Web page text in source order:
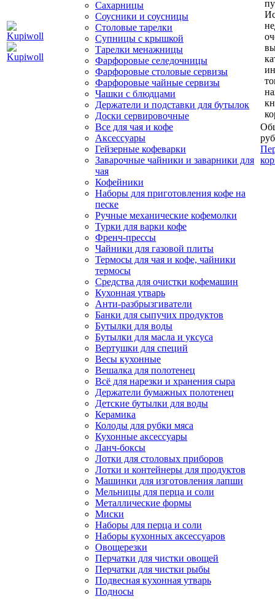
Сахарницы
Соусники и соусницы
Столовые тарелки
Супницы с крышкой
Тарелки менажницы
Фарфоровые селедочницы
Фарфоровые столовые сервизы
Фарфоровые чайные сервизы
Чашки с блюдцами
Держатели и подставки для бутылок
Доски сервировочные
Все для чая и кофе
Аксессуары
Гейзерные кофеварки
Заварочные чайники и заварники для
чая
Кофейники
Наборы для приготовления кофе на
песке
Ручные механические кофемолки
Турки для варки кофе
Френч-прессы
Чайники для газовой плиты
Термосы для чая и кофе, чайники
термосы
Средства для очистки кофемашин
Кухонная утварь
Анти-разбрызгиватели
Банки для сыпучих продуктов
Бутылки для воды
Бутылки для масла и уксуса
Вертушки для специй
Весы кухонные
Вешалка для полотенец
Всё для нарезки и хранения сыра
Держатели бумажных полотенец
Детские бутылки для воды
Керамика
Колоды для рубки мяса
Кухонные аксессуары
Ланч-боксы
Лотки для столовых приборов
Лотки и контейнеры для продуктов
Машинки для изготовления лапши
Мельницы для перца и соли
Металлические формы
Миски
Наборы для перца и соли
Наборы кухонных аксессуаров
Овощерезки
Перчатки для чистки овощей
Перчатки для чистки рыбы
Подвесная кухонная утварь
Подносы